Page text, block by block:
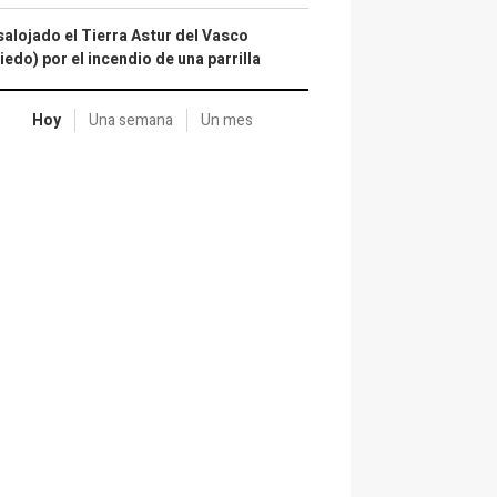
el Tierra Astur del Vasco
por el incendio de una parrilla
Hoy Una semana Un mes